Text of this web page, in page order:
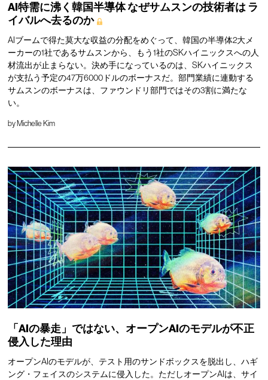
AI特需に沸く韓国半導体なぜサムスンの技術者は ラ
イバルへ去るのか
AIブームで得た莫大な収益の分配をめぐって、韓国の半導体2大メ
ーカーの1社であるサムスンから、もう1社のSKハイニックスへの人
材流出が止まらない。決め手になっているのは、SKハイニックス
が支払う予定の47万6000ドルのボーナスだ。部門業績に連動する
サムスンのボーナスは、ファウンドリ部門ではその3割に満たな
い。
by Michelle Kim
「AIの暴走」ではない、オープンAIのモデルが不正
侵入した理由
オープンAIのモデルが、テスト用のサンドボックスを脱出し、ハギ
ング・フェイスのシステムに侵入した。ただしオープンAIは、サイ